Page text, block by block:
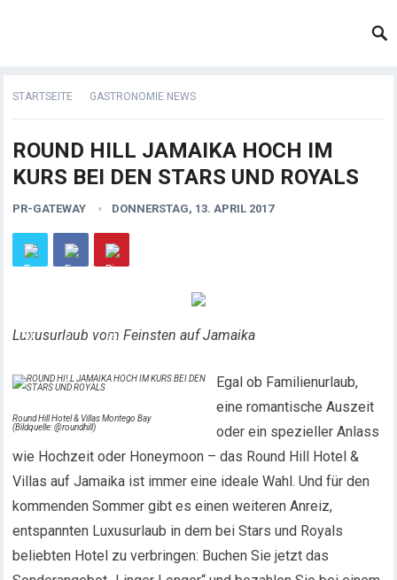
STARTSEITE GASTRONOMIE NEWS
ROUND HILL JAMAIKA HOCH IM
KURS BEI DEN STARS UND ROYALS
PR-GATEWAY DONNERSTAG, 13. APRIL 2017
Luxusurlaub vom Feinsten auf Jamaika
Round Hill Hotel & Villas Montego Bay
(Bildquelle: @roundhill)
Egal ob Familienurlaub,
eine romantische Auszeit
oder ein spezieller Anlass
wie Hochzeit oder Honeymoon – das Round Hill Hotel &
Villas auf Jamaika ist immer eine ideale Wahl. Und für den
kommenden Sommer gibt es einen weiteren Anreiz,
entspannten Luxusurlaub in dem bei Stars und Royals
beliebten Hotel zu verbringen: Buchen Sie jetzt das